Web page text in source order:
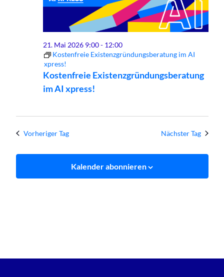
Mai
Kostenfreie Existenzgründungsberatung
im AI xpress!
21. Mai 2026 9:00- 12:00
Kostenfreie Existenzgründungsberatung im AI
xpress!
Vorheriger Tag Nächster Tag
Kalender abonnieren